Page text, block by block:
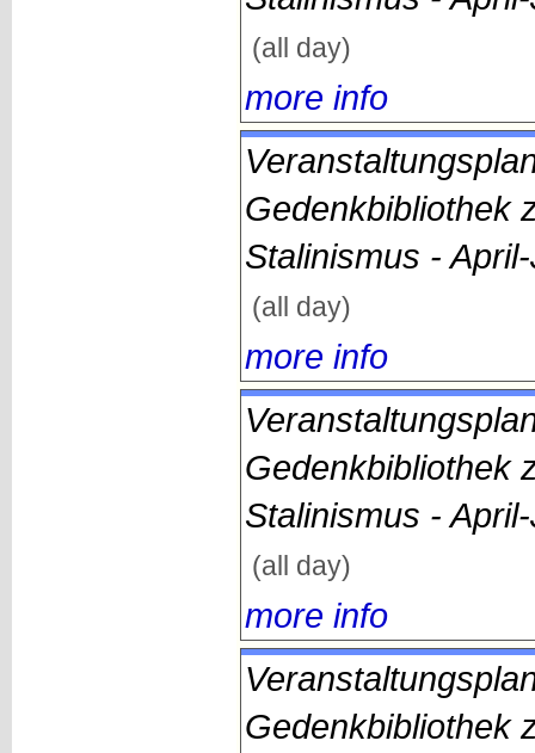
(all day)
more info
Gedenkbibliothek
Stalinismus -
(all day)
more info
Gedenkbibliothek
Stalinismus -
(all day)
more info
Gedenkbibliothek